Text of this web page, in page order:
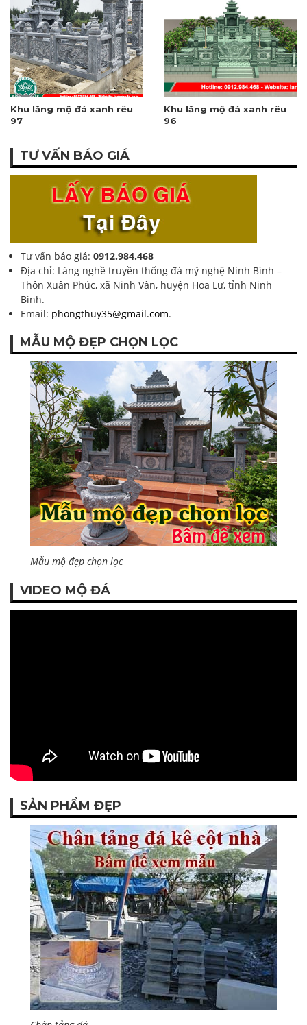
Khu lăng mộ đá xanh rêu
97
Khu lăng mộ đá xanh rêu
96
TƯ VẤN BÁO GIÁ
Tư vấn báo giá: 0912.984.468
Địa chỉ: Làng nghề truyền thống đá mỹ nghệ Ninh Bình –
Thôn Xuân Phúc, xã Ninh Vân, huyện Hoa Lư, tỉnh Ninh
Bình.
Email: phongthuy35@gmail.com.
MẪU MỘ ĐẸP CHỌN LỌC
Mẫu mộ đẹp chọn lọc
VIDEO MỘ ĐÁ
SẢN PHẨM ĐẸP